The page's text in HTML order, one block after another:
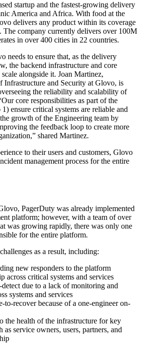
startup and the fastest-growing delivery
America and Africa. With food at the
delivers any product within its coverage
The company currently delivers over 100M
in over 400 cities in 22 countries.
needs to ensure that, as the delivery
the backend infrastructure and core
alongside it. Joan Martinez,
Infrastructure and Security at Glovo, is
the reliability and scalability of
core responsibilities as part of the
ensure critical systems are reliable and
growth of the Engineering team by
the feedback loop to create more
shared Martinez.
to their users and customers, Glovo
management process for the entire
PagerDuty was already implemented
platform; however, with a team of over
was growing rapidly, there was only one
for the entire platform.
as a result, including:
new responders to the platform
across critical systems and services
due to a lack of monitoring and
systems and services
to-recover because of a one-engineer on-
the health of the infrastructure for key
as service owners, users, partners, and